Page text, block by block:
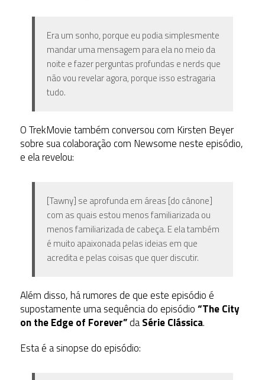
Era um sonho, porque eu podia simplesmente
mandar uma mensagem para ela no meio da
noite e fazer perguntas profundas e nerds que
não vou revelar agora, porque isso estragaria
tudo.
O TrekMovie também conversou com Kirsten Beyer
sobre sua colaboração com Newsome neste episódio,
e ela revelou:
[Tawny] se aprofunda em áreas [do cânone]
com as quais estou menos familiarizada ou
menos familiarizada de cabeça. E ela também
é muito apaixonada pelas ideias em que
acredita e pelas coisas que quer discutir.
Além disso, há rumores de que este episódio é
supostamente uma sequência do episódio“The City
on the Edge of Forever”daSérie Clássica.
Esta é a sinopse do episódio: